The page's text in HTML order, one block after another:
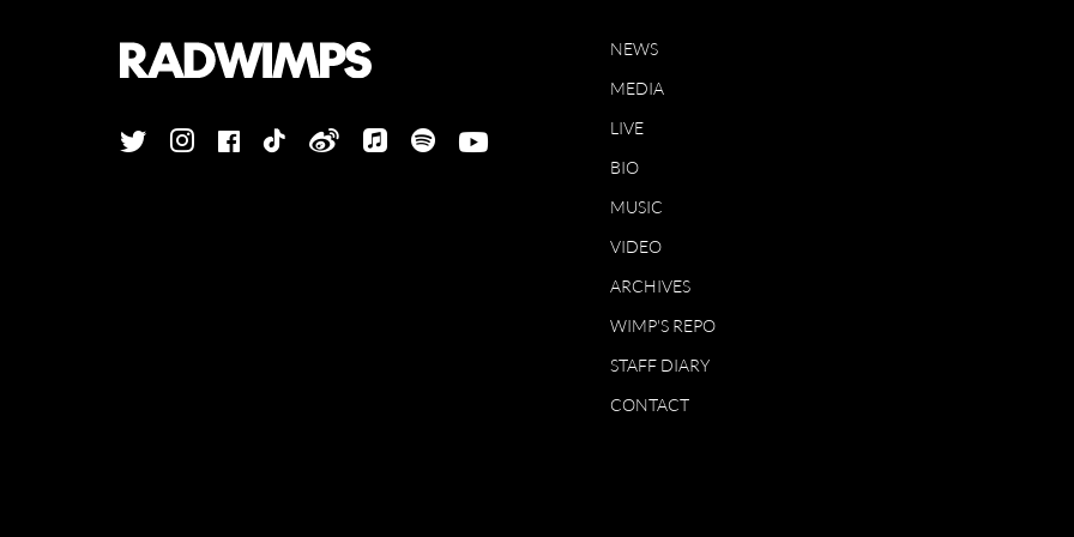
NEWS
MEDIA
LIVE
BIO
MUSIC
VIDEO
ARCHIVES
WIMP'S REPO
STAFF DIARY
CONTACT